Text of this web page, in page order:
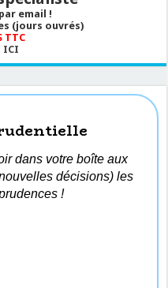
email !
(jours ouvrés)
TTC
ICI
dans votre boîte aux
décisions) les
!